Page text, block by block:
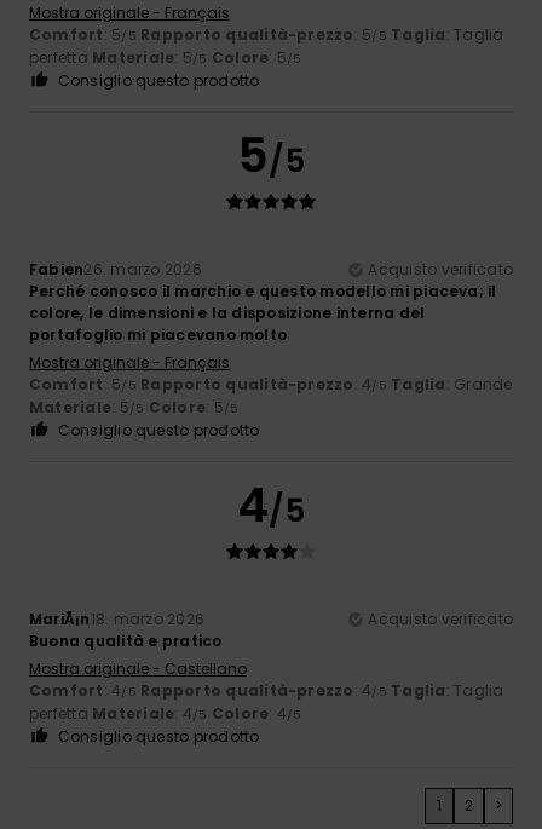
Mostra originale - Français
Comfort: 5/5 Rapporto qualità-prezzo: 5/5 Taglia: Taglia
perfetta Materiale: 5/5 Colore: 5/5
Consiglio questo prodotto
5/5
Fabien26. marzo 2026
Acquisto verificato
Perché conosco il marchio e questo modello mi piaceva; il
colore, le dimensioni e la disposizione interna del
portafoglio mi piacevano molto
Mostra originale - Français
Comfort: 5/5 Rapporto qualità-prezzo: 4/5 Taglia: Grande
Materiale: 5/5 Colore: 5/5
Consiglio questo prodotto
4/5
MariÃ¡n18. marzo 2026
Acquisto verificato
Buona qualità e pratico
Mostra originale - Castellano
Comfort: 4/5 Rapporto qualità-prezzo: 4/5 Taglia: Taglia
perfetta Materiale: 4/5 Colore: 4/5
Consiglio questo prodotto
1 2 >